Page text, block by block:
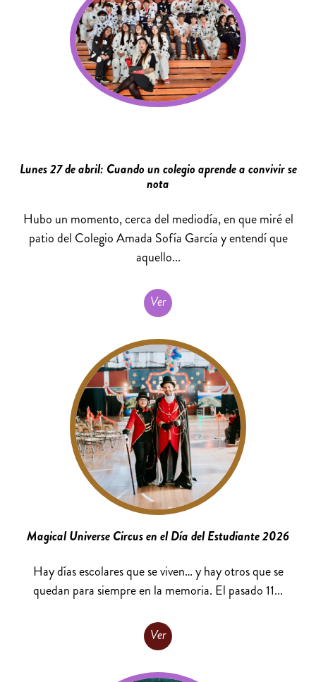
Lunes 27 de abril: Cuando un colegio aprende a convivir se
nota
Hubo un momento, cerca del mediodía, en que miré el
patio del Colegio Amada Sofía García y entendí que
aquello...
Ver
Magical Universe Circus en el Día del Estudiante 2026
Hay días escolares que se viven… y hay otros que se
quedan para siempre en la memoria. El pasado 11...
Ver